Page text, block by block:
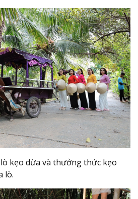
kẹo dừa và thưởng thức kẹo
lò.